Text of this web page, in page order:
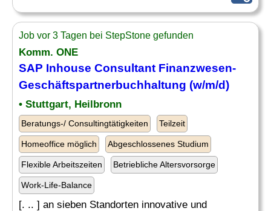
Job vor 3 Tagen bei StepStone gefunden
Komm. ONE
SAP Inhouse Consultant Finanzwesen-
Geschäftspartnerbuchhaltung (w/m/d)
• Stuttgart, Heilbronn
Beratungs-/ Consultingtätigkeiten Teilzeit
Homeoffice möglich Abgeschlossenes Studium
Flexible Arbeitszeiten Betriebliche Altersvorsorge
Work-Life-Balance
[. .. ] an sieben Standorten innovative und